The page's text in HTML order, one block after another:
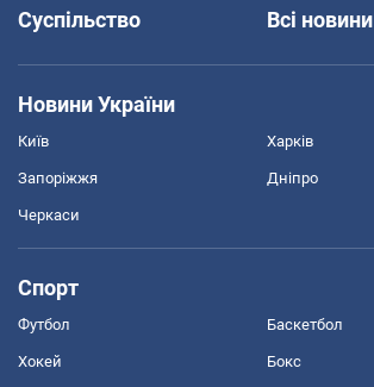
Суспільство
Всі новини
Новини України
Київ Харків
Запоріжжя Дніпро
Черкаси
Спорт
Футбол Баскетбол
Хокей Бокс